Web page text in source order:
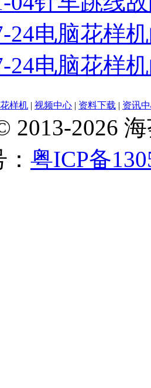
24电脑花样
24电脑花样
样机 | 视频中心 | 资料下载 | 资讯
2013-2026
粤ICP备